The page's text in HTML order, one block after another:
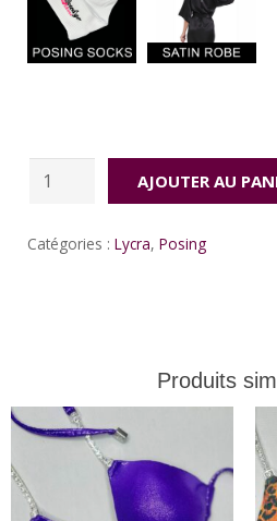
quantité
My
AJOUTER AU
Catégories : Lycra, Posing
Produits